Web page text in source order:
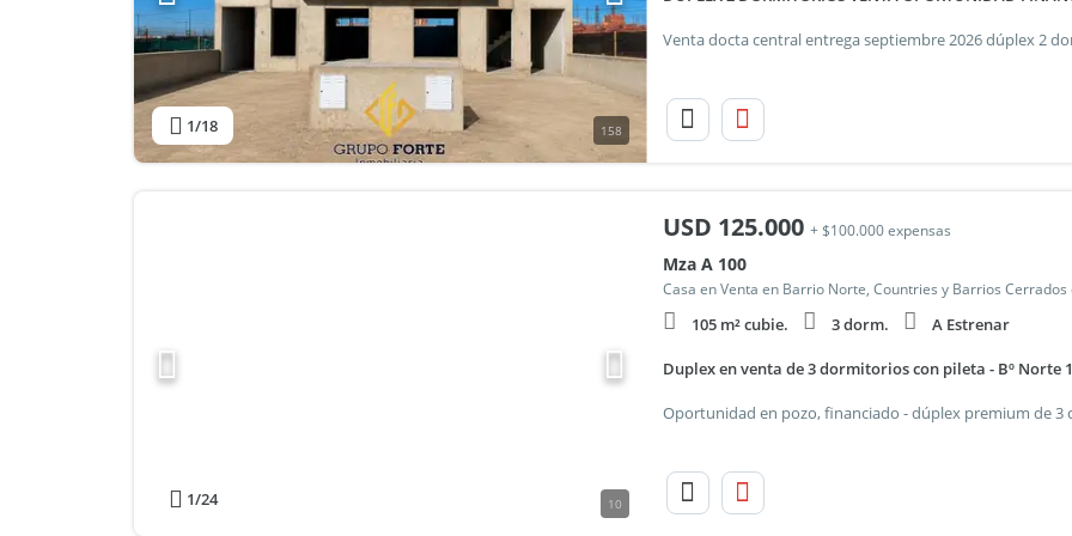
1/18 158
1/24 10
USD 125.000 + $100.000 expensas
Mza A 100
Casa en Venta en Barrio Norte, Countries y Barrios Cerrados
105 m² cubie. 3 dorm. A Estrenar
Duplex en venta de 3 dormitorios con pileta - Bº Norte 1